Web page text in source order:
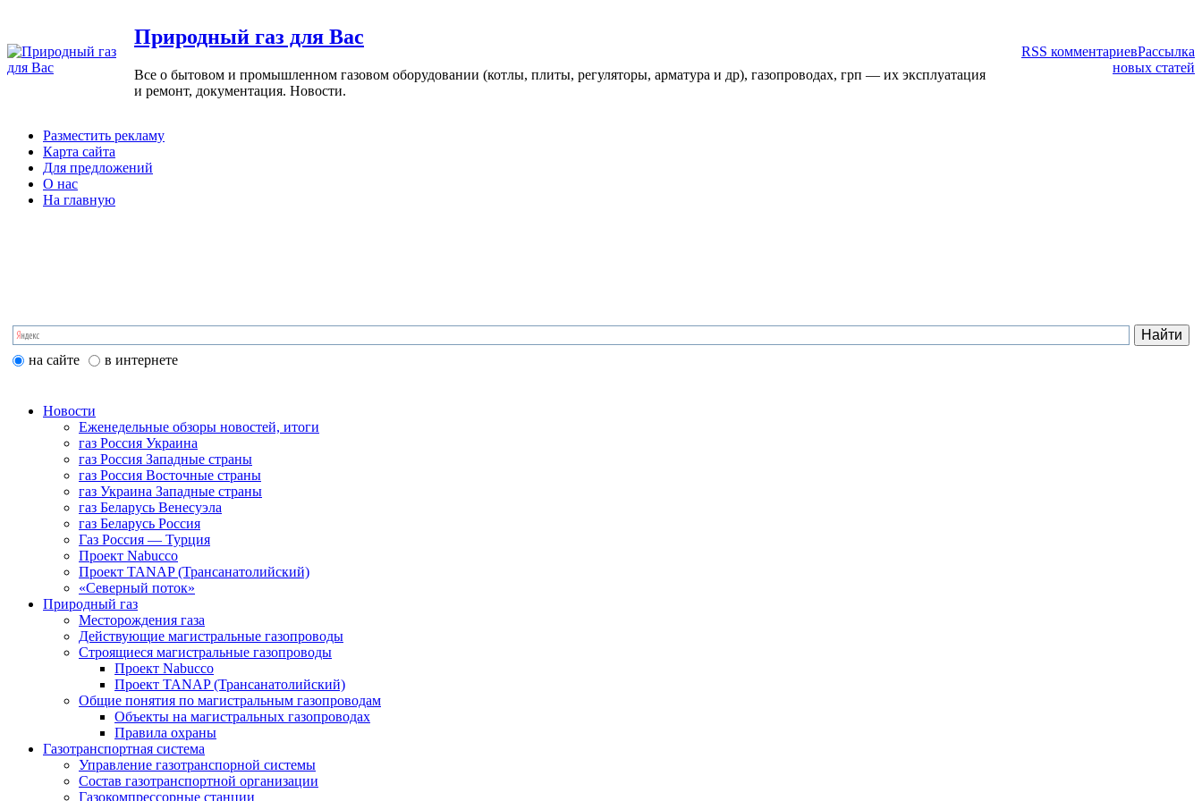
Природный газ для Вас
Все о бытовом и промышленном газовом оборудовании (котлы, плиты, регуляторы, арматура и др), газопроводах, грп — их эксплуатация
и ремонт, документация. Новости.
RSS комментариевРассылка
новых статей
Разместить рекламу
Карта сайта
Для предложений
О нас
На главную
на сайте в интернете
Новости
Еженедельные обзоры новостей, итоги
газ Россия Украина
газ Россия Западные страны
газ Россия Восточные страны
газ Украина Западные страны
газ Беларусь Венесуэла
газ Беларусь Россия
Газ Россия — Турция
Проект Nabucco
Проект TANAP (Трансанатолийский)
«Северный поток»
Природный газ
Месторождения газа
Действующие магистральные газопроводы
Строящиеся магистральные газопроводы
Проект Nabucco
Проект TANAP (Трансанатолийский)
Общие понятия по магистральным газопроводам
Объекты на магистральных газопроводах
Правила охраны
Газотранспортная система
Управление газотранспорной системы
Состав газотранспортной организации
Газокомпрессорные станции